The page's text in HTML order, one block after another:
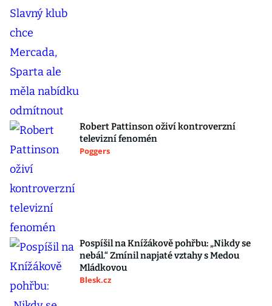
Robert Pattinson oživí kontroverzní
televizní fenomén
Poggers
Pospíšil na Knížákově pohřbu: „Nikdy se
nebál.“ Zmínil napjaté vztahy s Medou
Mládkovou
Blesk.cz